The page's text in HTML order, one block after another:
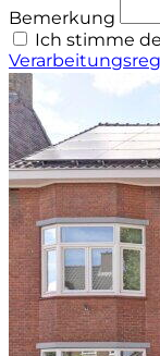
Bemerkung
Ich stimme